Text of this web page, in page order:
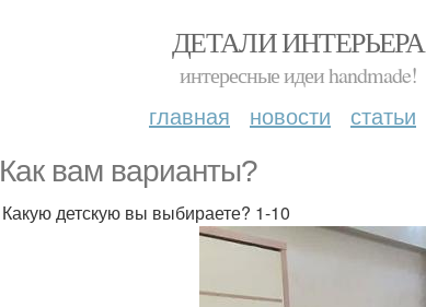
ДЕТАЛИ ИНТЕРЬЕРА
интересные идеи handmade!
главная новости статьи
Как вам варианты?
Какую детскую вы выбираете? 1-10